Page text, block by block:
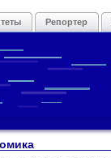
Репортер